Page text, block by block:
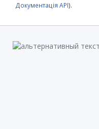
Документація API).